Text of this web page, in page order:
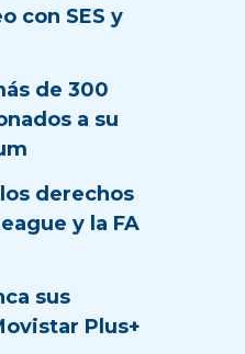
con SES y
de 300
a su
derechos
y la FA
sus
Plus+